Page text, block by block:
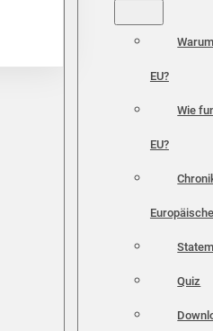
EU?
Wie
EU?
Quiz